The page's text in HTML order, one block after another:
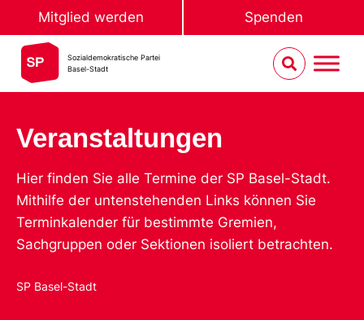
Mitglied werden Spenden
Sozialdemokratische Partei
Basel-Stadt
Veranstaltungen
Hier finden Sie alle Termine der SP Basel-Stadt.
Mithilfe der untenstehenden Links können Sie
Terminkalender für bestimmte Gremien,
Sachgruppen oder Sektionen isoliert betrachten.
SP Basel-Stadt